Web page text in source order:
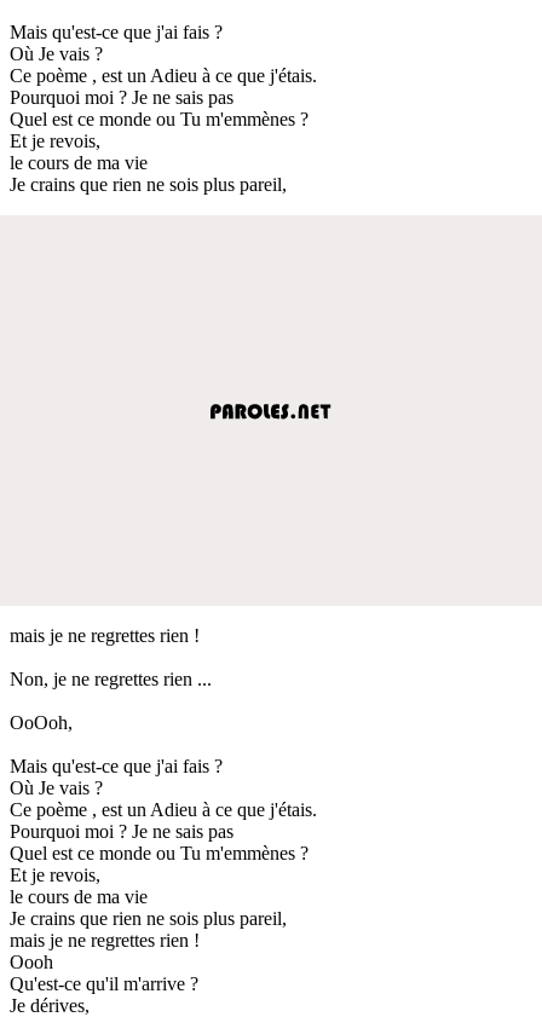
Mais qu'est-ce que j'ai fais ?
Où Je vais ?
Ce poème , est un Adieu à ce que j'étais.
Pourquoi moi ? Je ne sais pas
Quel est ce monde ou Tu m'emmènes ?
Et je revois,
le cours de ma vie
Je crains que rien ne sois plus pareil,
mais je ne regrettes rien !
Non, je ne regrettes rien ...
OoOoh,
Mais qu'est-ce que j'ai fais ?
Où Je vais ?
Ce poème , est un Adieu à ce que j'étais.
Pourquoi moi ? Je ne sais pas
Quel est ce monde ou Tu m'emmènes ?
Et je revois,
le cours de ma vie
Je crains que rien ne sois plus pareil,
mais je ne regrettes rien !
Oooh
Qu'est-ce qu'il m'arrive ?
Je dérives,